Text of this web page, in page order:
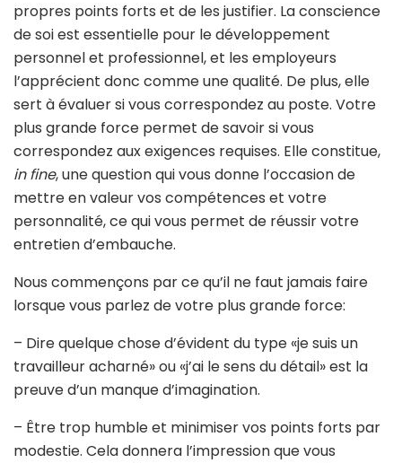
propres points forts et de les justifier. La conscience
de soi est essentielle pour le développement
personnel et professionnel, et les employeurs
l’apprécient donc comme une qualité. De plus, elle
sert à évaluer si vous correspondez au poste. Votre
plus grande force permet de savoir si vous
correspondez aux exigences requises. Elle constitue,
in fine, une question qui vous donne l’occasion de
mettre en valeur vos compétences et votre
personnalité, ce qui vous permet de réussir votre
entretien d’embauche.
Nous commençons par ce qu’il ne faut jamais faire
lorsque vous parlez de votre plus grande force:
– Dire quelque chose d’évident du type «je suis un
travailleur acharné» ou «j’ai le sens du détail» est la
preuve d’un manque d’imagination.
– Être trop humble et minimiser vos points forts par
modestie. Cela donnera l’impression que vous